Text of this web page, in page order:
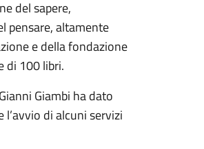
del sapere,
pensare, altamente
e della fondazione
di 100 libri.
Giambi ha dato
di alcuni servizi